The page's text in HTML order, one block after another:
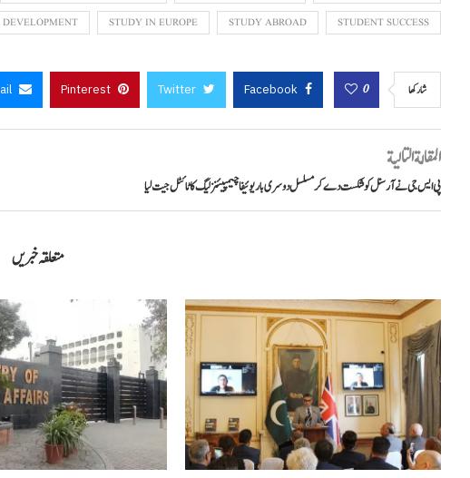
STUDENT SUCCESS
STUDY ABROAD
STUDY IN EUROPE
شاركها 0
Facebook
Twitter
Pinterest
المقالة التالية
پی ایس جی نے آرسنل کو شکست دے کر مسلسل دوسری بار یوئیفا چیمپیئنز لیگ کا ٹائٹل جیت لیا
متعلقہ خبریں
غزہ فلوٹیلا کیس: اسرائیلی عدالت نے دو کارکنوں...
مئی 3, 2026